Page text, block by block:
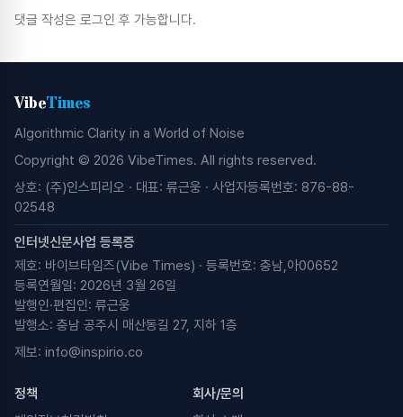
댓글 작성은 로그인 후 가능합니다.
VibeTimes
Algorithmic Clarity in a World of Noise
Copyright © 2026 VibeTimes. All rights reserved.
상호: (주)인스피리오 · 대표: 류근웅 · 사업자등록번호: 876-88-
02548
인터넷신문사업 등록증
제호: 바이브타임즈(Vibe Times) · 등록번호: 충남,아00652
등록연월일: 2026년 3월 26일
발행인·편집인: 류근웅
발행소: 충남 공주시 매산동길 27, 지하 1층
제보: info@inspirio.co
정책
회사/문의